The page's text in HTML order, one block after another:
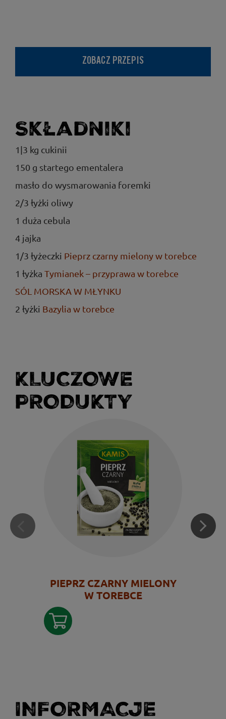
ZOBACZ PRZEPIS
Składniki
1|3 kg cukinii
150 g startego ementalera
masło do wysmarowania foremki
2/3 łyżki oliwy
1 duża cebula
4 jajka
1/3 łyżeczki Pieprz czarny mielony w torebce
1 łyżka Tymianek – przyprawa w torebce
SÓL MORSKA W MŁYNKU
2 łyżki Bazylia w torebce
KLUCZOWE
PRODUKTY
PIEPRZ CZARNY MIELONY
W TOREBCE
INFORMACJE